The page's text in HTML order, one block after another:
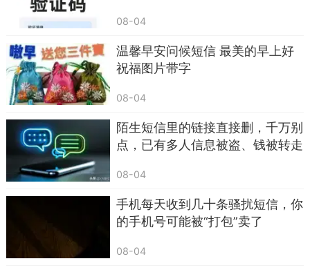
如果不慎误点链接，也不要慌乱。第一时间断
开手机网络，关闭移动数据与WiFi，立刻用手机安
全软件全盘查杀病毒。修改微信、支付宝、银行
卡、各类社交账号的登录密码。一旦发现账户异
常、资金变动，马上冻结账户，并第一时间拨打110
08-04
温馨早安问候短信 最美的早上好
祝福图片带字
08-04
陌生短信里的链接直接删，千万别
点，已有多人信息被盗、钱被转走
08-04
手机每天收到几十条骚扰短信，你
的手机号可能被“打包”卖了
08-04